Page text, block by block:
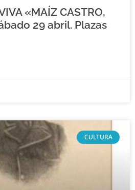
«MAÍZ CASTRO,
29 abril. Plazas
CULTURA